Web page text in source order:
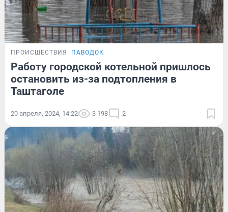
ПРОИСШЕСТВИЯ ПАВОДОК
Работу городской котельной пришлось
остановить из-за подтопления в
Таштаголе
20 апреля, 2024, 14:22 3 198 2